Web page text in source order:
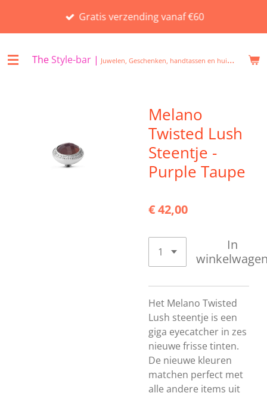
de
Gratis verzending vanaf €60
TheStyle-bar | Juwelen, Geschenken, handtassen en huisgeuren in Beveren
Melano
Twisted Lush
Steentje -
Purple Taupe
€ 42,00
In
Het Melano Twisted
Lush steentje is een
giga eyecatcher in zes
nieuwe frisse tinten.
De nieuwe kleuren
matchen perfect met
alle andere items uit